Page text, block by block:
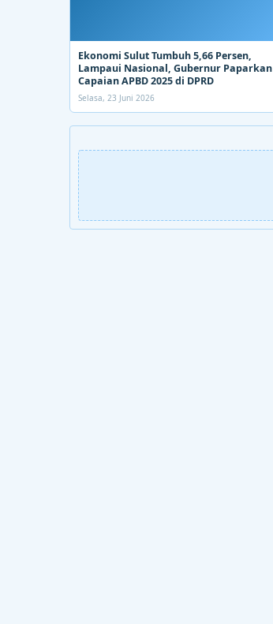
Ekonomi Sulut Tumbuh 5,66 Persen,
Lampaui Nasional, Gubernur Paparkan
Capaian APBD 2025 di DPRD
Selasa, 23 Juni 2026